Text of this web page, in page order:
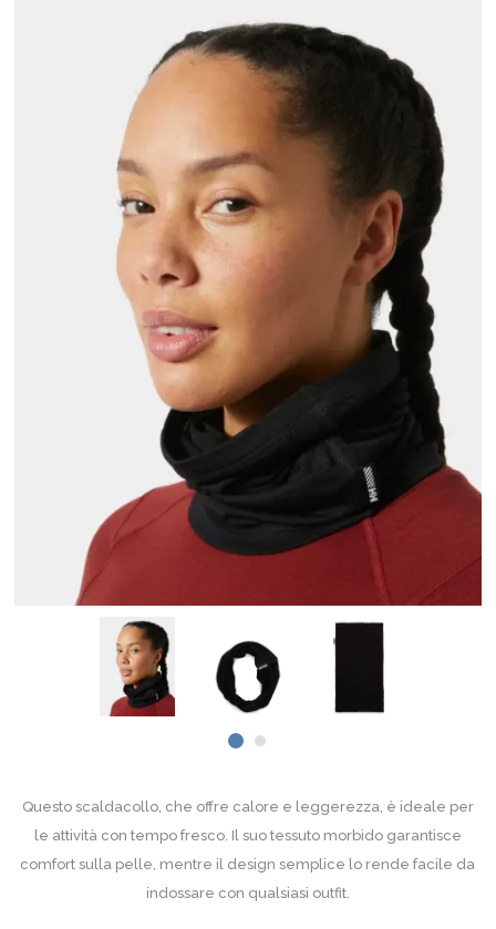
Questo scaldacollo, che offre calore e leggerezza, è ideale per
le attività con tempo fresco. Il suo tessuto morbido garantisce
comfort sulla pelle, mentre il design semplice lo rende facile da
indossare con qualsiasi outfit.